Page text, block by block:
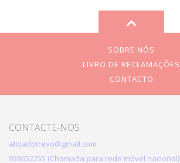
SOBRE NÓS
LIVRO DE RECLAMAÇÕES
CONTACTO
CONTACTE-NOS
alojadotrevo@gmail.com
938652255 (Chamada para rede móvel nacional)